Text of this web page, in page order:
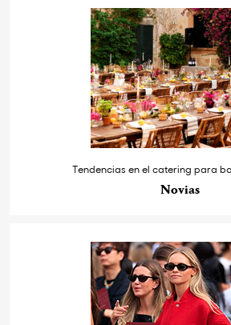
Tendencias en el catering para
Novias